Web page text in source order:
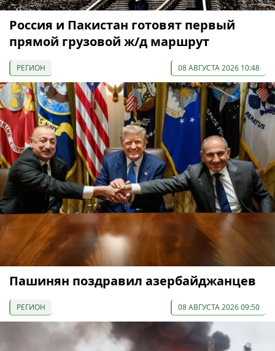
Россия и Пакистан готовят первый
прямой грузовой ж/д маршрут
РЕГИОН 08 АВГУСТА 2026 10:48
Пашинян поздравил азербайджанцев
РЕГИОН 08 АВГУСТА 2026 09:50